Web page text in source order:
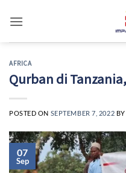
AFRICA
Qurban di
POSTED ON SEPTEMBER 7, 2022 BY
07
Sep